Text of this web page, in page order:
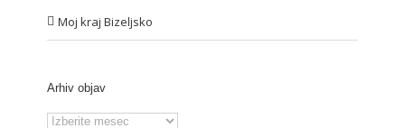
Moj kraj Bizeljsko
Arhiv objav
Arhiv